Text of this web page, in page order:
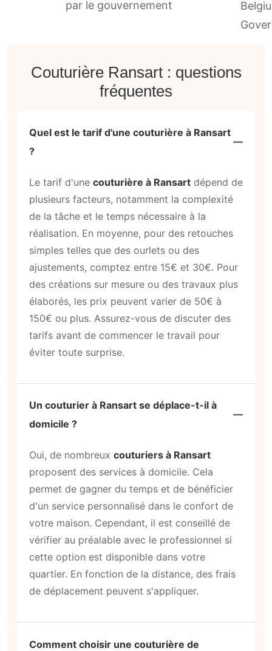
par le gouvernement
Couturière Ransart : questions
fréquentes
Quel est le tarif d'une couturière à Ransart
?
Le tarif d'une couturière à Ransart dépend de
plusieurs facteurs, notamment la complexité
de la tâche et le temps nécessaire à la
réalisation. En moyenne, pour des retouches
simples telles que des ourlets ou des
ajustements, comptez entre 15€ et 30€. Pour
des créations sur mesure ou des travaux plus
élaborés, les prix peuvent varier de 50€ à
150€ ou plus. Assurez-vous de discuter des
tarifs avant de commencer le travail pour
éviter toute surprise.
Un couturier à Ransart se déplace-t-il à
domicile ?
Oui, de nombreux couturiers à Ransart
proposent des services à domicile. Cela
permet de gagner du temps et de bénéficier
d'un service personnalisé dans le confort de
votre maison. Cependant, il est conseillé de
vérifier au préalable avec le professionnel si
cette option est disponible dans votre
quartier. En fonction de la distance, des frais
de déplacement peuvent s'appliquer.
Comment choisir une couturière de